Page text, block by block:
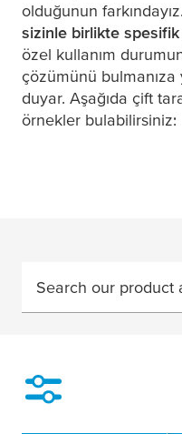
olduğunun
sizinle birlikte
özel kullanım
çözümünü bulmanıza
duyar. Aşağıda çift
örnekler bulabilirsiniz:
Search our product